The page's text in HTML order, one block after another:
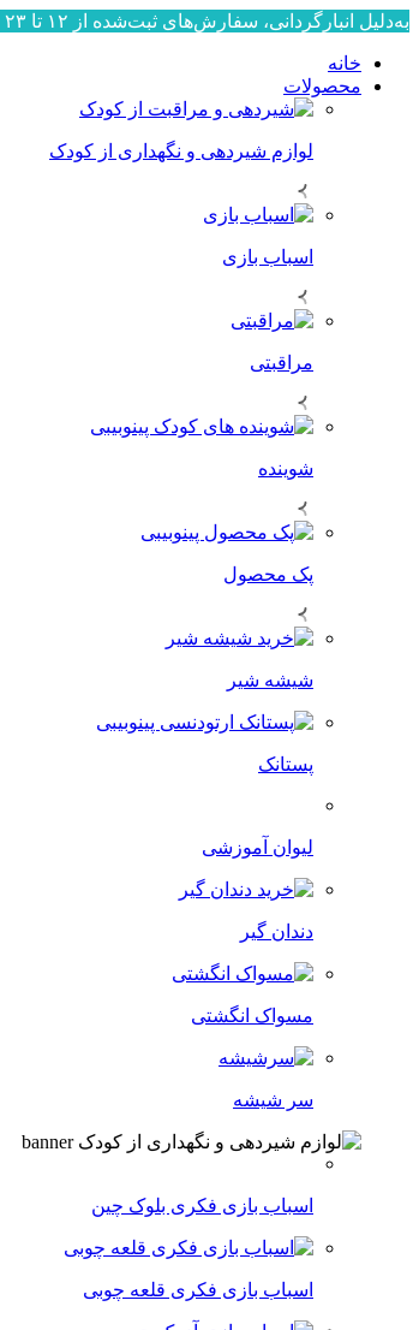
به‌دلیل انبارگردانی، سفارش‌های ثبت‌شده از ۱۲ تا ۲۳ مرداد ارسال نمی‌شوند. ارسال سفارش‌ها از ۲۴ مرداد به‌ترتیب ثبت، آغاز خواهد شد. از صبوری و همراهی شما سپاسگزاریم.
خانه
محصولات
لوازم شیردهی و نگهداری از کودک
اسباب بازی
مراقبتی
شوینده
پک محصول
شیشه شیر
پستانک
لیوان آموزشی
دندان گیر
مسواک انگشتی
سر شیشه
اسباب بازی فکری بلوک چین
اسباب بازی فکری قلعه چوبی